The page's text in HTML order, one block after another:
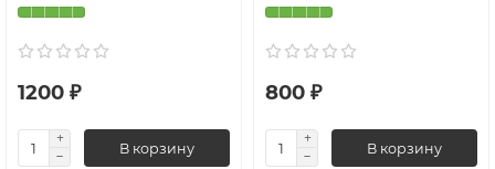
1200 ₽
В корзину
800 ₽
В корзину